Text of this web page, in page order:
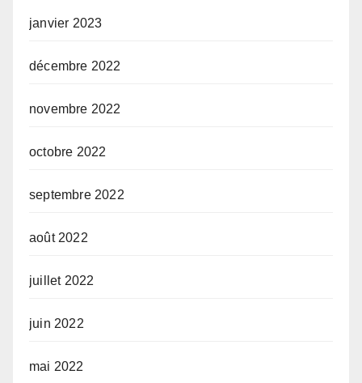
janvier 2023
décembre 2022
novembre 2022
octobre 2022
septembre 2022
août 2022
juillet 2022
juin 2022
mai 2022